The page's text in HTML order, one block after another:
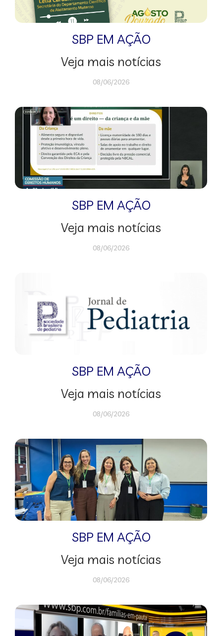
SBP EM AÇÃO
Veja mais notícias
08/06/2026
SBP EM AÇÃO
Veja mais notícias
08/06/2026
SBP EM AÇÃO
Veja mais notícias
08/06/2026
SBP EM AÇÃO
Veja mais notícias
08/06/2026